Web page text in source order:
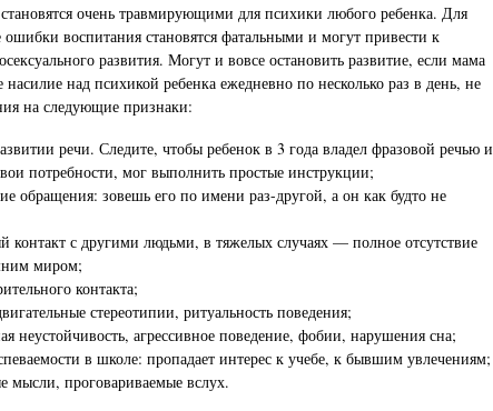
очень травмирующими для психики любого ребенка. Для
ошибки воспитания становятся фатальными и могут привести к
развития. Могут и вовсе остановить развитие, если мама
насилие над психикой ребенка ежедневно по несколько раз в день, не
на следующие признаки:
речи. Следите, чтобы ребенок в 3 года владел фразовой речью и
потребности, мог выполнить простые инструкции;
обращения: зовешь его по имени раз-другой, а он как будто не
с другими людьми, в тяжелых случаях — полное отсутствие
миром;
контакта;
стереотипии, ритуальность поведения;
неустойчивость, агрессивное поведение, фобии, нарушения сна;
в школе: пропадает интерес к учебе, к бывшим увлечениям;
мысли, проговариваемые вслух.